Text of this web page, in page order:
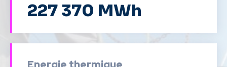
227 370 MWh